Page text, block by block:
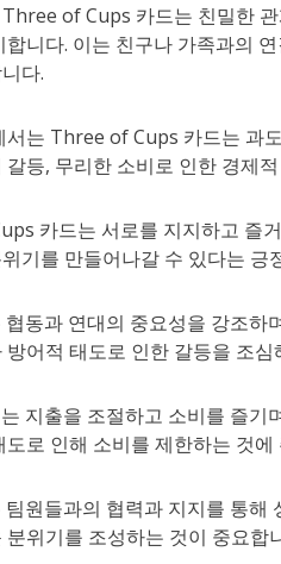
of Cups 카드는 친밀한
니다. 이는 친구나 가족과의
다.
서는 Three of Cups 카드는 과
등, 무리한 소비로 인한 경제
카드는 서로를 지지하고 즐
기를 만들어나갈 수 있다는 긍
동과 연대의 중요성을 강조
어적 태도로 인한 갈등을 조심
지출을 조절하고 소비를 즐
로 인해 소비를 제한하는 것에
원들과의 협력과 지지를 통
위기를 조성하는 것이 중요합